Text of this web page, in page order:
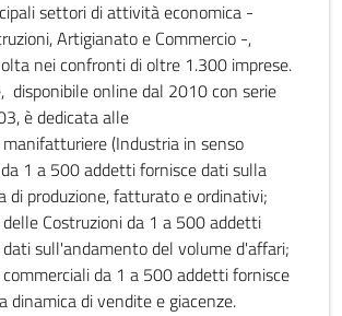
settori di attività economica -
Artigianato e Commercio -,
nei confronti di oltre 1.300 imprese.
disponibile online dal 2010 con serie
è dedicata alle
manifatturiere (Industria in senso
1 a 500 addetti fornisce dati sulla
di produzione, fatturato e ordinativi;
Costruzioni da 1 a 500 addetti
sull'andamento del volume d'affari;
commerciali da 1 a 500 addetti fornisce
dinamica di vendite e giacenze.